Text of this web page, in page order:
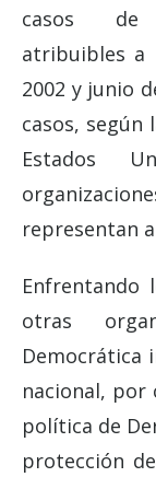
casos de
atribuibles a
2002 y junio
casos, según
Estados
representan
Enfrentando
otras
Democrática
nacional,
política de
protección